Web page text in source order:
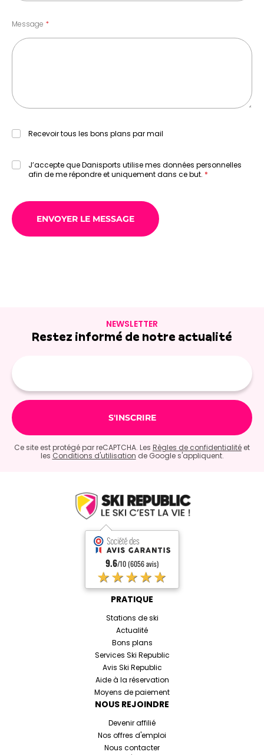
Message
Recevoir tous les bons plans par mail
J’accepte que Danisports utilise mes données personnelles
afin de me répondre et uniquement dans ce but.
NEWSLETTER
Restez informé de notre actualité
mail
Ce site est protégé par reCAPTCHA. Les Règles de confidentialité et
les Conditions d'utilisation de Google s'appliquent.
9.6/10 (6056 avis)
★★★★★
PRATIQUE
Stations de ski
Actualité
Bons plans
Services Ski Republic
Avis Ski Republic
Aide à la réservation
Moyens de paiement
NOUS REJOINDRE
Devenir affilié
Nos offres d'emploi
Nous contacter